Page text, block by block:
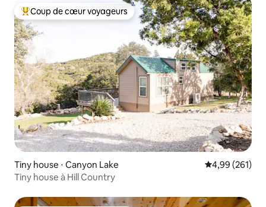
Coups de cœur voyageurs les plus appréciés
Coup de cœur voyageurs
Tiny house ⋅ Canyon Lake Évaluation
4,99 (261)
Tiny house à Hill Country